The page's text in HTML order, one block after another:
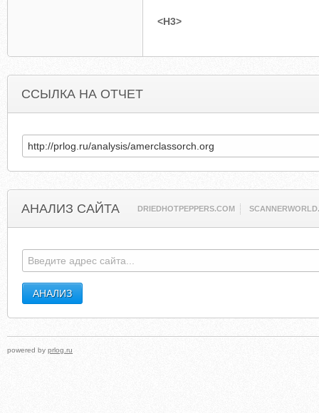
<H3>
ССЫЛКА НА ОТЧЕТ
АНАЛИЗ САЙТА DRIEDHOTPEPPERS.COM
powered by prlog.ru